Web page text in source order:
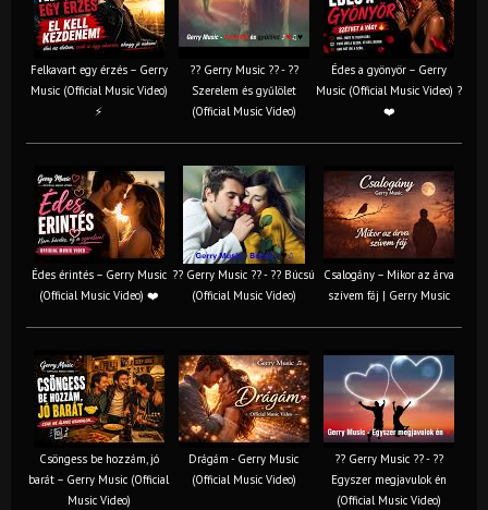
Felkavart egy érzés – Gerry
Music (Official Music Video)
⚡
?? Gerry Music ?? - ??
Szerelem és gyűlölet
(Official Music Video)
Édes a gyönyör – Gerry
Music (Official Music Video) ?
❤️
Édes érintés – Gerry Music
(Official Music Video) ❤️
?? Gerry Music ?? - ?? Búcsú
(Official Music Video)
Csalogány – Mikor az árva
szívem fáj | Gerry Music
Csöngess be hozzám, jó
barát – Gerry Music (Official
Music Video)
Drágám - Gerry Music
(Official Music Video)
?? Gerry Music ?? - ??
Egyszer megjavulok én
(Official Music Video)